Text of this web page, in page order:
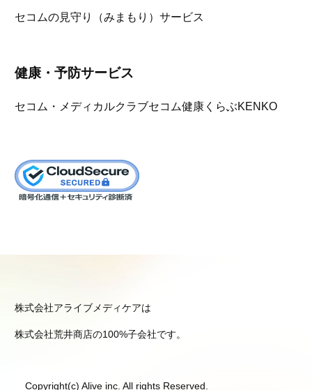
セコムの見守り（みまもり）サービス
健康・予防サービス
セコム・メディカルクラブセコム健康くらぶKENKO
株式会社アライブメディケアは
株式会社荒井商店の100%子会社です。
Copyright(c) Alive inc. All rights Reserved.